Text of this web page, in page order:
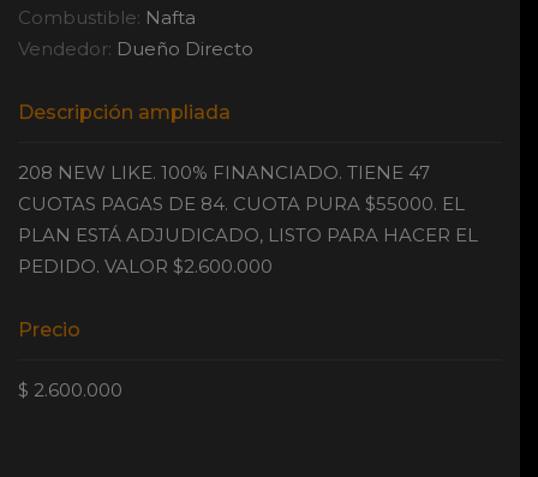
Combustible: Nafta
Vendedor: Dueño Directo
Descripción ampliada
208 NEW LIKE. 100% FINANCIADO. TIENE 47
CUOTAS PAGAS DE 84. CUOTA PURA $55000. EL
PLAN ESTÁ ADJUDICADO, LISTO PARA HACER EL
PEDIDO. VALOR $2.600.000
Precio
$ 2.600.000